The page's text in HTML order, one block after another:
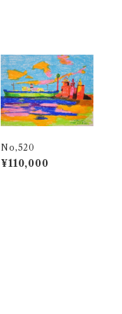
No,520
¥110,000